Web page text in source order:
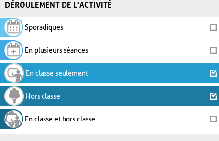
DÉROULEMENT DE L'ACTIVITÉ
Sporadiques
En plusieurs séances
En classe seulement
Hors classe
En classe et hors classe